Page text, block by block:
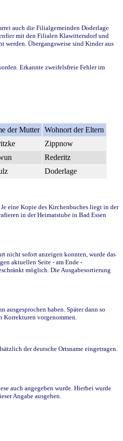
auch die Filialgemeinden Doderlage
mit den Filialen Klawittersdorf und
Übergangsweise sind Kinder aus
Erkannte zweifelsfreie Fehler im
der Mutter Wohnort der Eltern
Zippnow
Rederitz
Doderlage
eine Kopie des Kirchenbuches liegt in der
in der Heimatstube in Bad Essen
nicht sofort anzeigen konnten, wurde das
aktuellen Seite - am Ende -
möglich. Die Ausgabesortierung
ausgesprochen haben. Später dann so
Korrekturen vorgenommen.
der deutsche Ortsname eingetragen.
auch angegeben wurde. Hierbei wurde
Angabe ausgehen.